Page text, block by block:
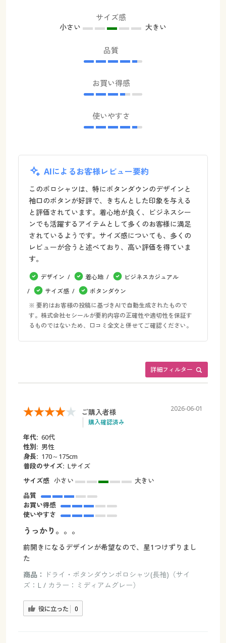
サイズ感
小さい 大きい
品質
お買い得感
使いやすさ
AIによるお客様レビュー要約
このポロシャツは、特にボタンダウンのデザインと
袖口のボタンが好評で、きちんとした印象を与える
と評価されています。着心地が良く、ビジネスシー
ンでも活躍するアイテムとして多くのお客様に満足
されているようです。サイズ感についても、多くの
レビューが合うと述べており、高い評価を得ていま
す。
デザイン 着心地
ビジネスカジュアル
サイズ感
ボタンダウン
※ 要約はお客様の投稿に基づきAIで自動生成されたもので
す。株式会社セシールが要約内容の正確性や適切性を保証す
るものではないため、口コミ全文と併せてご確認ください。
詳細フィルター
ご購入者様
購入確認済み
2026-06-01
年代: 60代
性別: 男性
身長: 170～175cm
普段のサイズ: Lサイズ
サイズ感 小さい
大きい
品質
お買い得感
使いやすさ
うっかり。。。
前開きになるデザインが希望なので、星1つけずりまし
た
商品：
ドライ・ボタンダウンポロシャツ(長袖)（サイ
ズ：L / カラー：ミディアムグレー）
役に立った 0